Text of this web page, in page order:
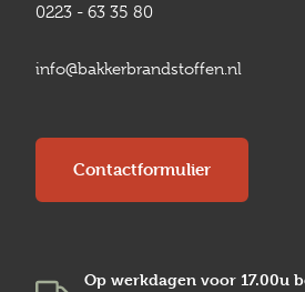
0223 - 63 35 80
info@bakkerbrandstoffen.nl
Contactformulier
Op werkdagen voor 17.00u